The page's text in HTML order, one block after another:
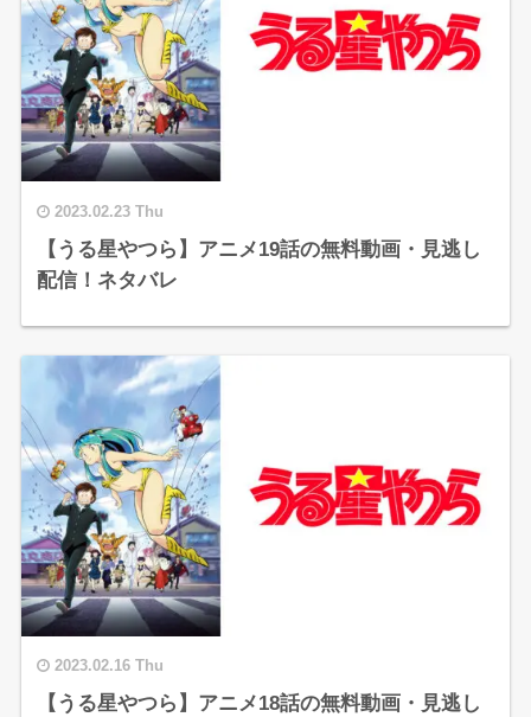
2023.02.23 Thu
【うる星やつら】アニメ19話の無料動画・見逃し
配信！ネタバレ
2023.02.16 Thu
【うる星やつら】アニメ18話の無料動画・見逃し